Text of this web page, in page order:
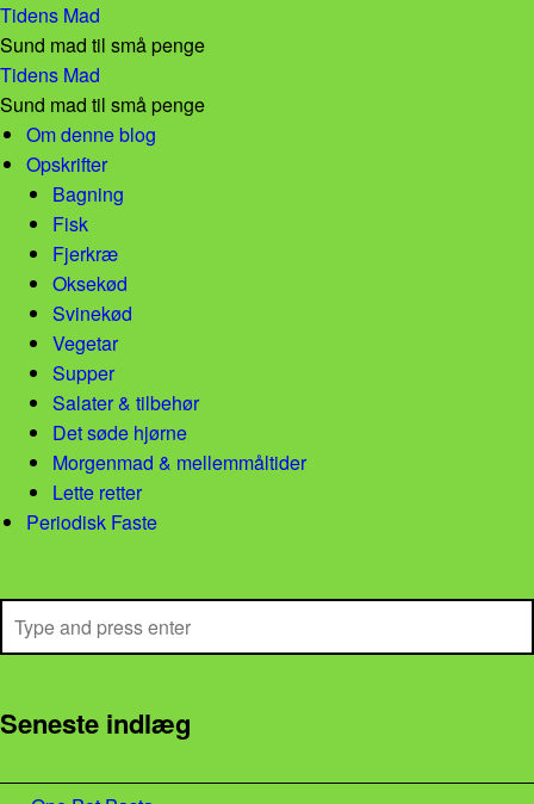
Tidens Mad
Sund mad til små penge
Aubergine sandwich! – Tidens Mad
Tidens Mad
Sund mad til små penge
Skip to content
Om denne blog
Opskrifter
Bagning
Fisk
Fjerkræ
Oksekød
Svinekød
Vegetar
Supper
Salater & tilbehør
Det søde hjørne
Morgenmad & mellemmåltider
Lette retter
Periodisk Faste
Search
Seneste indlæg